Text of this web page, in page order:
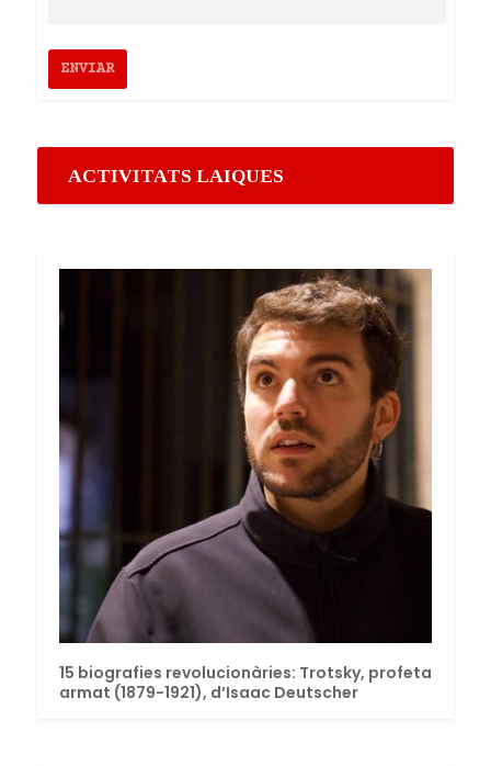
ACTIVITATS LAIQUES
15 biografies revolucionàries: Trotsky, profeta
armat (1879-1921), d’Isaac Deutscher